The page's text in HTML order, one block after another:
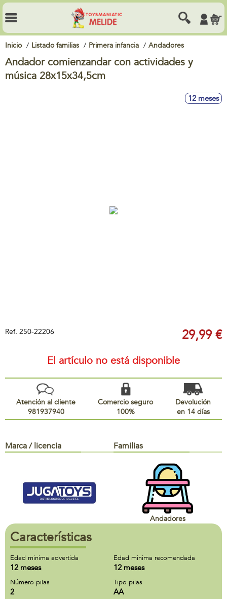
Inicio Listado familias Primera infancia Andadores
Andador comienzandar con actividades y
música 28x15x34,5cm
12 meses
Ref. 250-22206 29,99 €
El artículo no está disponible
Atención al cliente
981937940
Comercio seguro
100%
Devolución
en 14 días
Marca / licencia Familias
Andadores
Características
Edad minima advertida
12 meses
Edad minima recomendada
12 meses
Número pilas
2
Tipo pilas
AA